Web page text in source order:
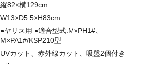
縦82×横129cm
W13×D5.5×H83cm
●ヤリス用 ●適合型式:M×PH1#、
M×PA1#/KSP210型
UVカット、赤外線カット、吸盤2個付き